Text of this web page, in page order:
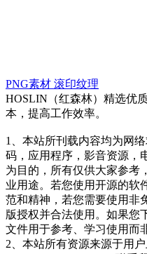
PNG素材 滚印纹理
HOSLIN（红森林）精选优
本，提高工作效率。
1、本站所刊载内容均为网
码，应用程序，影音资源，
为目的，所有仅供大家参考
业用途。若您使用开源的软
范和精神，若您需要使用非
版授权并合法使用。如果您
文件用于参考、学习使用而
2、本站所有资源来源于用